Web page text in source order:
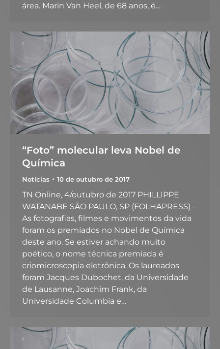
área. Marin Van Heel, de 68 anos, é…
“Foto” molecular leva Nobel de
Química
Notícias 10 de outubro de 2017
TN Online, 4/outubro de 2017 PHILLIPPE
WATANABE SÃO PAULO, SP (FOLHAPRESS) –
As fotografias, filmes e movimentos da vida
foram os premiados no Nobel de Química
deste ano. Se estiver achando muito
poético, o nome técnica premiada é
criomicroscopia eletrônica. Os laureados
foram Jacques Dubochet, da Universidade
de Lausanne, Joachim Frank, da
Universidade Columbia e…